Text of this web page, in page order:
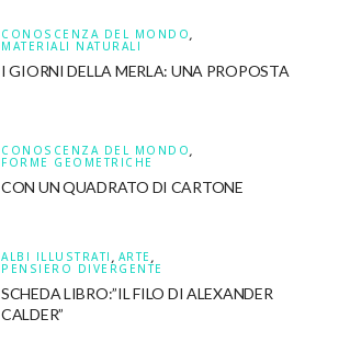
CONOSCENZA DEL MONDO,
MATERIALI NATURALI
I GIORNI DELLA MERLA: UNA PROPOSTA
CONOSCENZA DEL MONDO,
FORME GEOMETRICHE
CON UN QUADRATO DI CARTONE
ALBI ILLUSTRATI , ARTE ,
PENSIERO DIVERGENTE
SCHEDA LIBRO:”IL FILO DI ALEXANDER
CALDER”